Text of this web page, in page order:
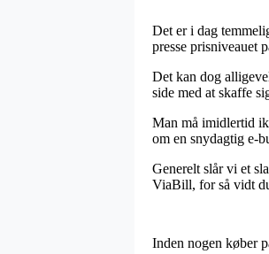
Det er i dag
presse prisniveauet
Det kan dog
side med at skaffe
Man må imidlertid
om en snydagtig e-
Generelt slår vi et
ViaBill, for så vidt
Inden nogen køber